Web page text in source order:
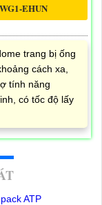
EHUN
trang bị ống
cách xa,
tính năng
có tốc độ lấy
ATP